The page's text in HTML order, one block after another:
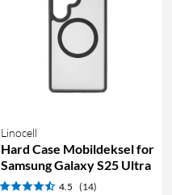
Linocell
Hard Case Mobildeksel for
Samsung Galaxy S25 Ultra
4.5 (14)